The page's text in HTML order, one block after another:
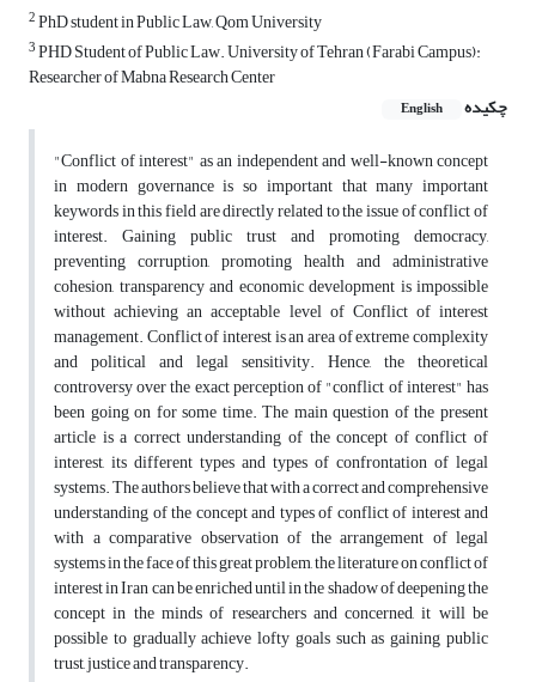
2PhD student in Public Law, Qom University
3PHD Student of Public Law. University of Tehran (Farabi Campus):
Researcher of Mabna Research Center
چکیده
English
"Conflict of interest" as an independent and well-known concept
in modern governance is so important that many important
keywords in this field are directly related to the issue of conflict of
interest. Gaining public trust and promoting democracy,
preventing corruption, promoting health and administrative
cohesion, transparency and economic development is impossible
without achieving an acceptable level of Conflict of interest
management. Conflict of interest is an area of extreme complexity
and political and legal sensitivity. Hence, the theoretical
controversy over the exact perception of "conflict of interest" has
been going on for some time. The main question of the present
article is a correct understanding of the concept of conflict of
interest, its different types and types of confrontation of legal
systems. The authors believe that with a correct and comprehensive
understanding of the concept and types of conflict of interest and
with a comparative observation of the arrangement of legal
systems in the face of this great problem, the literature on conflict of
interest in Iran can be enriched until in the shadow of deepening the
concept in the minds of researchers and concerned, it will be
possible to gradually achieve lofty goals such as gaining public
trust, justice and transparency.